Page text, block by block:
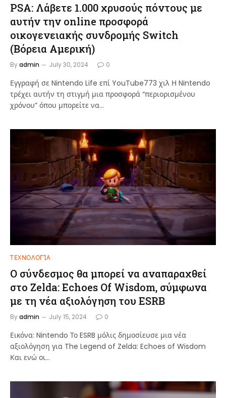
PSA: Λάβετε 1.000 χρυσούς πόντους με
αυτήν την online προσφορά
οικογενειακής συνδρομής Switch
(Βόρεια Αμερική)
Byadmin July 30, 2024 0
Εγγραφή σε Nintendo Life επί YouTube773 χιλ Η Nintendo
τρέχει αυτήν τη στιγμή μια προσφορά “περιορισμένου
χρόνου” όπου μπορείτε να…
ΤΕΧΝΟΛΟΓΊΑ
Ο σύνδεσμος θα μπορεί να αναπαραχθεί
στο Zelda: Echoes Of Wisdom, σύμφωνα
με τη νέα αξιολόγηση του ESRB
Byadmin July 15, 2024 0
Εικόνα: Nintendo Το ESRB μόλις δημοσίευσε μια νέα
αξιολόγηση για The Legend of Zelda: Echoes of Wisdom
Και ενώ οι…